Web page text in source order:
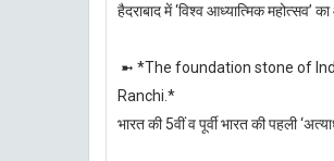
हैदराबाद में ‘विश्व आध्यात्मिक महोत्सव’
➼ *The foundation stone of
Ranchi.*
भारत की 5वीं व पूर्वी भारत की पहली